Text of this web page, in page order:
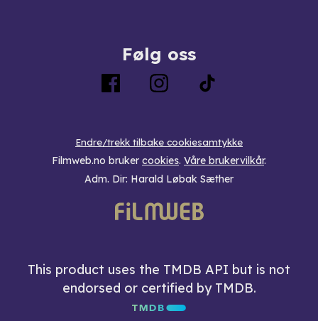
Følg oss
Endre/trekk tilbake cookiesamtykke
Filmweb.no bruker cookies. Våre brukervilkår.
Adm. Dir: Harald Løbak Sæther
This product uses the TMDB API but is not
endorsed or certified by TMDB.